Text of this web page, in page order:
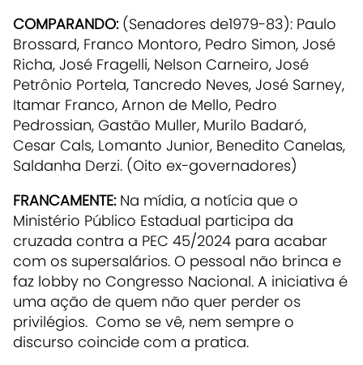
COMPARANDO:(Senadores de1979-83): Paulo
Brossard, Franco Montoro, Pedro Simon, José
Richa, José Fragelli, Nelson Carneiro, José
Petrônio Portela, Tancredo Neves, José Sarney,
Itamar Franco, Arnon de Mello, Pedro
Pedrossian, Gastão Muller, Murilo Badaró,
Cesar Cals, Lomanto Junior, Benedito Canelas,
Saldanha Derzi. (Oito ex-governadores)
FRANCAMENTE: Na mídia, a notícia que o
Ministério Público Estadual participa da
cruzada contra a PEC 45/2024 para acabar
com os supersalários. O pessoal não brinca e
faz lobby no Congresso Nacional. A iniciativa é
uma ação de quem não quer perder os
privilégios. Como se vê, nem sempre o
discurso coincide com a pratica.